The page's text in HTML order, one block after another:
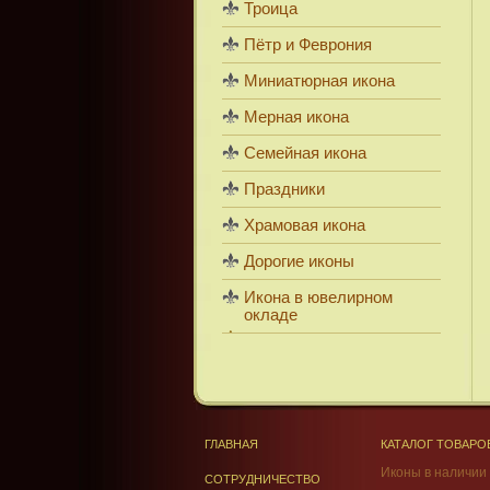
Троица
Пётр и Феврония
Миниатюрная икона
Мерная икона
Семейная икона
Праздники
Храмовая икона
Дорогие иконы
Икона в ювелирном
окладе
ГЛАВНАЯ
СОТРУДНИЧЕСТВО
КАТАЛОГ
Иконы в наличии